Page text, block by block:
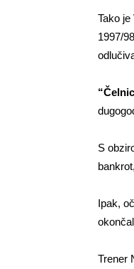
Tako
1997/
S
Ipak,
Trener